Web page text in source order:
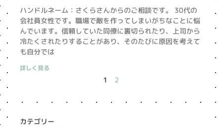
ハンドルネーム：さくらさんからのご相談です。 30代の
会社員女性です。職場で敵を作ってしまいがちなことに悩
んでいます。信頼していた同僚に裏切られたり、上司から
冷たくされたりすることがあり、そのたびに原因を考えて
も自分では
詳しく見る
1 2
カテゴリー